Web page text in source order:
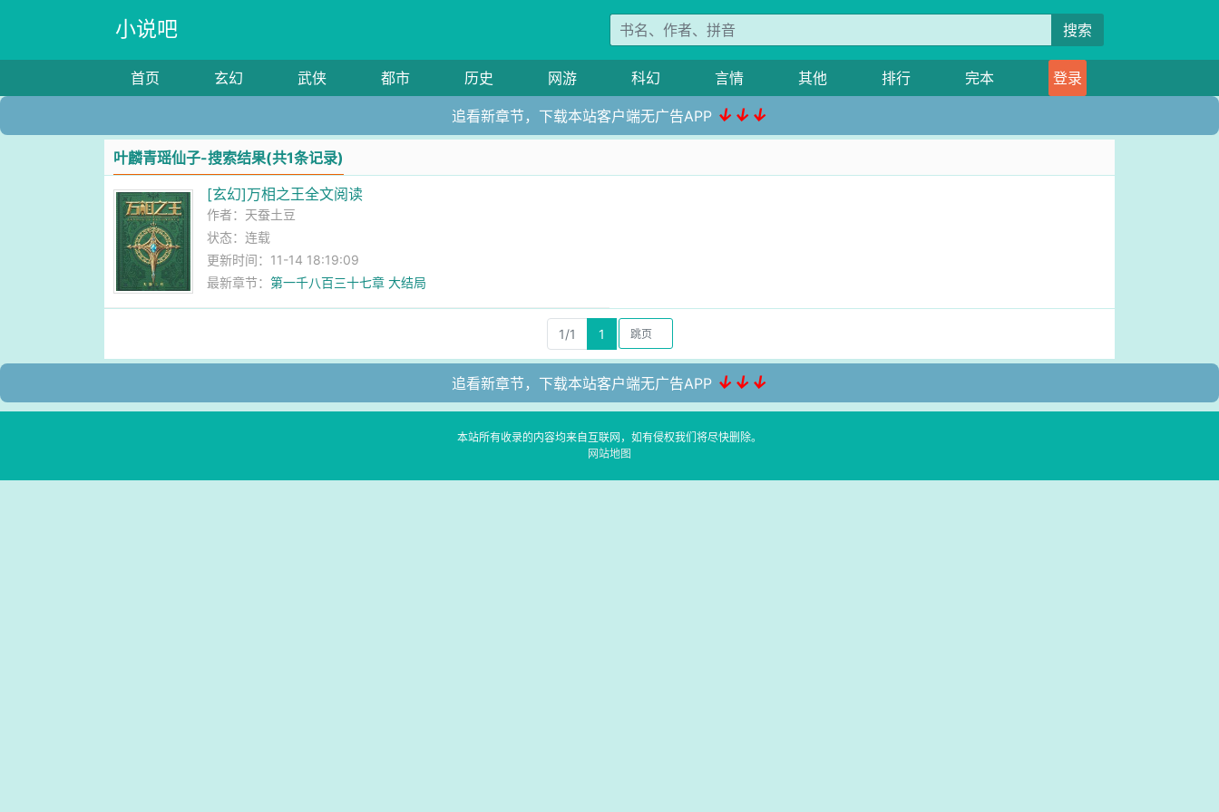
小说吧 搜索
首页 玄幻 武侠 都市 历史 网游 科幻 言情 其他 排行 完本 登录
追看新章节，下载本站客户端无广告APP ↓↓↓
叶麟青瑶仙子-搜索结果(共1条记录)
[玄幻]万相之王全文阅读
作者： 天蚕土豆
状态：连载
更新时间：11-14 18:19:09
最新章节：第一千八百三十七章 大结局
1/1 1
追看新章节，下载本站客户端无广告APP ↓↓↓
本站所有收录的内容均来自互联网，如有侵权我们将尽快删除。
网站地图